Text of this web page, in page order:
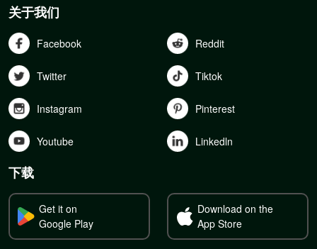
关于我们
Facebook Reddit
Twitter Tiktok
Instagram Pinterest
Youtube Linkedln
下载
Get it on
Google Play
Download on the
App Store